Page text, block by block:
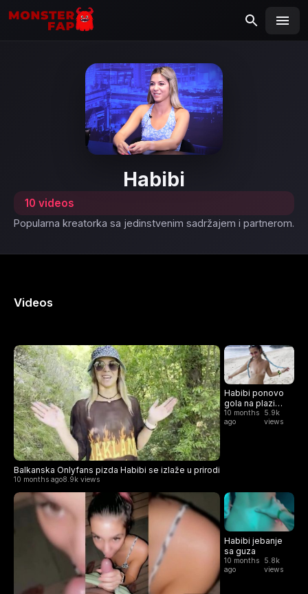
MONSTERFAP
Habibi
10 videos
Popularna kreatorka sa jedinstvenim sadržajem i partnerom.
Videos
Balkanska Onlyfans pizda Habibi se izlaže u prirodi
10 months ago8.9k views
Habibi ponovo
gola na plazi
(Puket-Tajland)
10 months
ago
5.9k
views
Habibi jebanje
sa guza
10 months
ago
5.8k
views